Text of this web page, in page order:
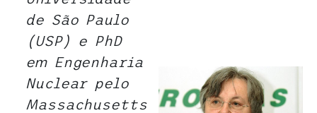
de São Paulo
(USP) e PhD
em Engenharia
Nuclear pelo
Massachusetts